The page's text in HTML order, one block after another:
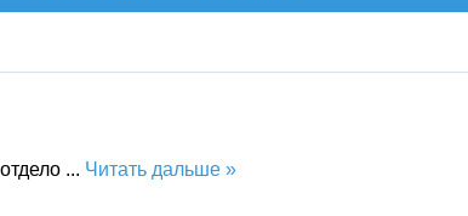
... Читать дальше »